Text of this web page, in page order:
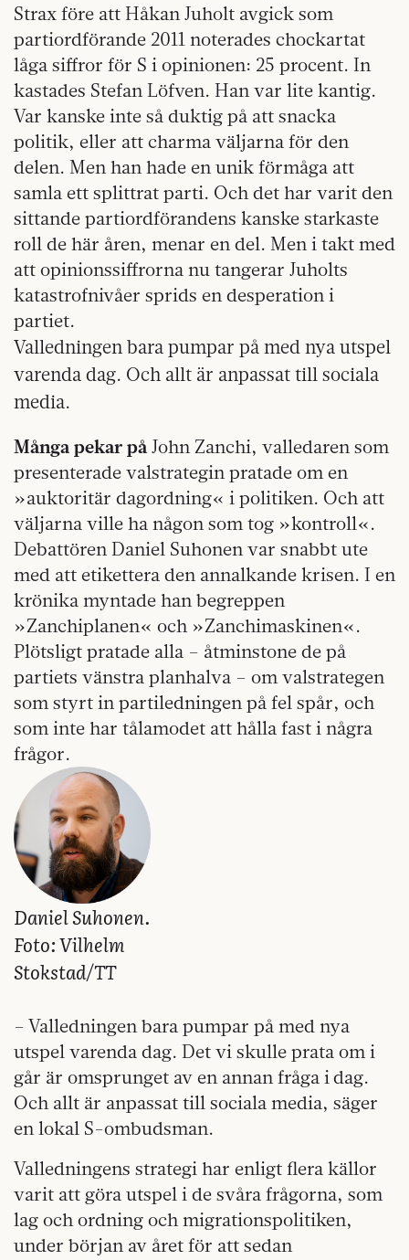
Strax före att Håkan Juholt avgick som
partiordförande 2011 noterades chockartat
låga siffror för S i opinionen: 25 procent. In
kastades Stefan Löfven. Han var lite kantig.
Var kanske inte så duktig på att snacka
politik, eller att charma väljarna för den
delen. Men han hade en unik förmåga att
samla ett splittrat parti. Och det har varit den
sittande partiordförandens kanske starkaste
roll de här åren, menar en del. Men i takt med
att opinionssiffrorna nu tangerar Juholts
katastrofnivåer sprids en desperation i
partiet.
Valledningen bara pumpar på med nya utspel
varenda dag. Och allt är anpassat till sociala
media.
Många pekar på John Zanchi, valledaren som
presenterade valstrategin pratade om en
»auktoritär dagordning« i politiken. Och att
väljarna ville ha någon som tog »kontroll«.
Debattören Daniel Suhonen var snabbt ute
med att etikettera den annalkande krisen. I en
krönika myntade han begreppen
»Zanchiplanen« och »Zanchimaskinen«.
Plötsligt pratade alla – åtminstone de på
partiets vänstra planhalva – om valstrategen
som styrt in partiledningen på fel spår, och
som inte har tålamodet att hålla fast i några
frågor.
Daniel Suhonen.
Foto: Vilhelm
Stokstad/TT
– Valledningen bara pumpar på med nya
utspel varenda dag. Det vi skulle prata om i
går är omsprunget av en annan fråga i dag.
Och allt är anpassat till sociala media, säger
en lokal S-ombudsman.
Valledningens strategi har enligt flera källor
varit att göra utspel i de svåra frågorna, som
lag och ordning och migrationspolitiken,
under början av året för att sedan